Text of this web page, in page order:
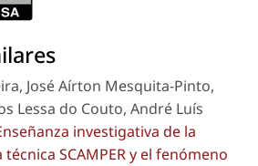
José Aírton Mesquita-Pinto,
Lessa do Couto, André Luís
investigativa de la
SCAMPER y el fenómeno